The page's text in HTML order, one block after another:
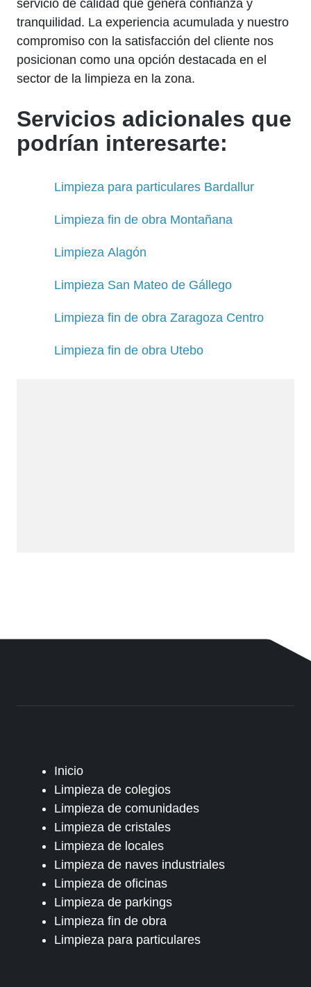
servicio de calidad que genera confianza y
tranquilidad. La experiencia acumulada y nuestro
compromiso con la satisfacción del cliente nos
posicionan como una opción destacada en el
sector de la limpieza en la zona.
Servicios adicionales que
podrían interesarte:
Limpieza para particulares Bardallur
Limpieza fin de obra Montañana
Limpieza Alagón
Limpieza San Mateo de Gállego
Limpieza fin de obra Zaragoza Centro
Limpieza fin de obra Utebo
Inicio
Limpieza de colegios
Limpieza de comunidades
Limpieza de cristales
Limpieza de locales
Limpieza de naves industriales
Limpieza de oficinas
Limpieza de parkings
Limpieza fin de obra
Limpieza para particulares